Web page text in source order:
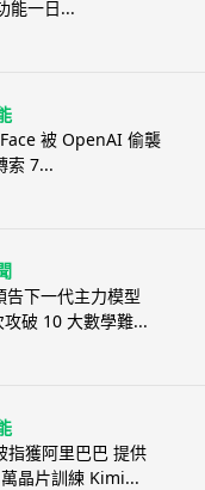
能一日...
被 OpenAI 偷襲
索 7...
下一代主力模型
破 10 大數學難...
指獲阿里巴巴 提供
晶片訓練 Kimi...